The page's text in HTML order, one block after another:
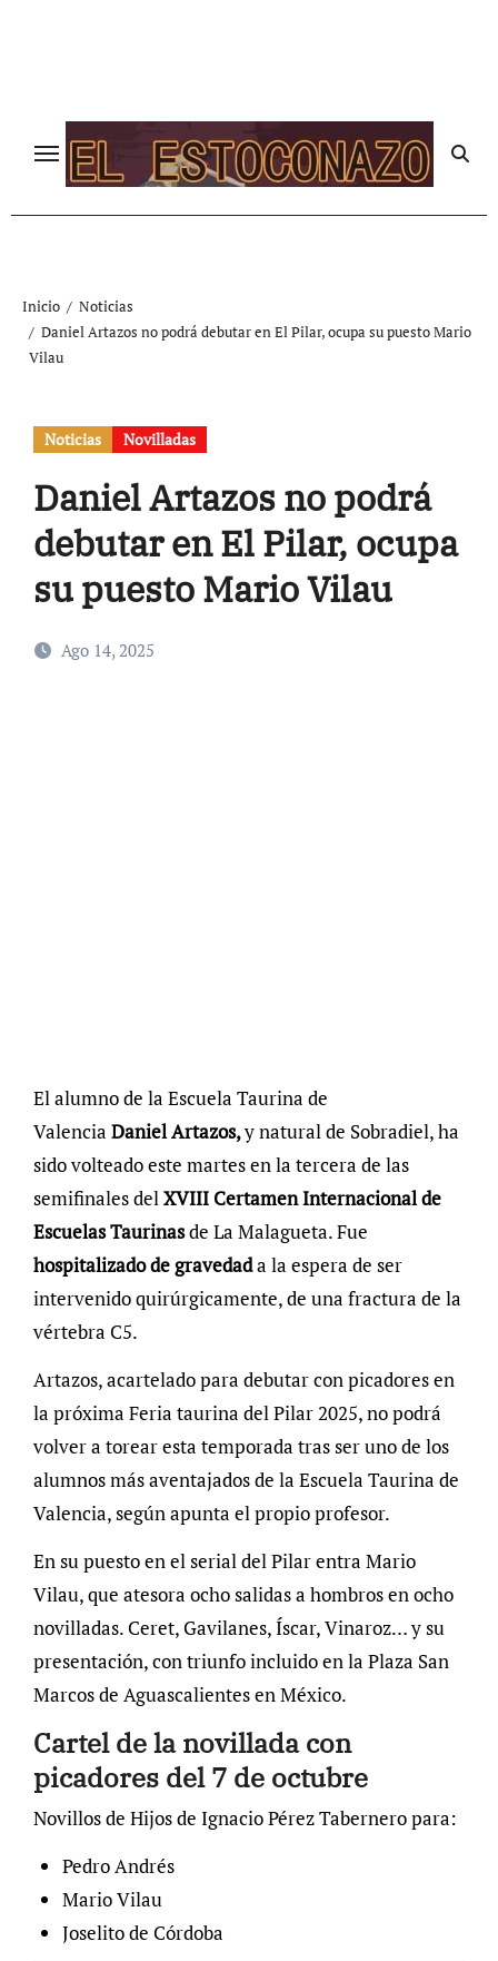
Inicio
Noticias
Daniel Artazos no podrá debutar en El Pilar, ocupa su puesto Mario
Vilau
Noticias Novilladas
Daniel Artazos no podrá
debutar en El Pilar, ocupa
su puesto Mario Vilau
Ago 14, 2025
El alumno de la Escuela Taurina de
Valencia Daniel Artazos,y natural de Sobradiel, ha
sido volteado este martes en la tercera de las
semifinales delXVIII Certamen Internacional de
Escuelas Taurinasde La Malagueta. Fue
hospitalizado de gravedada la espera de ser
intervenido quirúrgicamente, de una fractura de la
vértebra C5.
Artazos, acartelado para debutar con picadores en
la próxima Feria taurina del Pilar 2025, no podrá
volver a torear esta temporada tras ser uno de los
alumnos más aventajados de la Escuela Taurina de
Valencia, según apunta el propio profesor.
En su puesto en el serial del Pilar entra Mario
Vilau, que atesora ocho salidas a hombros en ocho
novilladas. Ceret, Gavilanes, Íscar, Vinaroz… y su
presentación, con triunfo incluido en la Plaza San
Marcos de Aguascalientes en México.
Cartel de la novillada con
picadores del 7 de octubre
Novillos de Hijos de Ignacio Pérez Tabernero para:
Pedro Andrés
Mario Vilau
Joselito de Córdoba